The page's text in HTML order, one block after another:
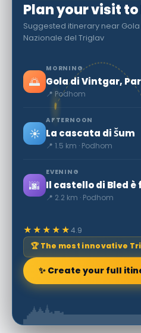
Plan your visit
Suggested itinerary near
Nazionale del Triglav
🌅
MORNING
📍 Podhom
☀️
AFTERNOON
La cascata di Šum
📍 1.5 km · Podhom
🌆
EVENING
📍 2.2 km · Podhom
★★★★★4.9
🏆 The most innovative
✨ Create your full